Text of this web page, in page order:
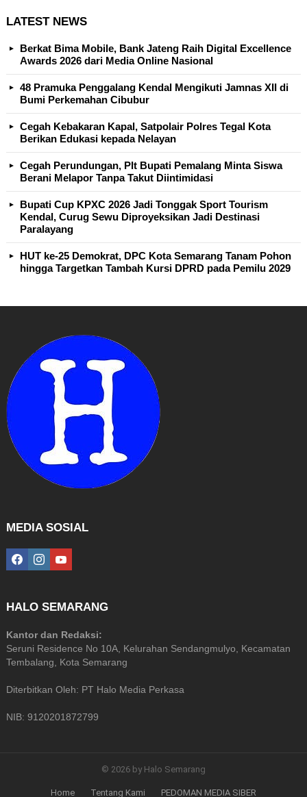
LATEST NEWS
Berkat Bima Mobile, Bank Jateng Raih Digital Excellence
Awards 2026 dari Media Online Nasional
48 Pramuka Penggalang Kendal Mengikuti Jamnas XII di
Bumi Perkemahan Cibubur
Cegah Kebakaran Kapal, Satpolair Polres Tegal Kota
Berikan Edukasi kepada Nelayan
Cegah Perundungan, Plt Bupati Pemalang Minta Siswa
Berani Melapor Tanpa Takut Diintimidasi
Bupati Cup KPXC 2026 Jadi Tonggak Sport Tourism
Kendal, Curug Sewu Diproyeksikan Jadi Destinasi
Paralayang
HUT ke-25 Demokrat, DPC Kota Semarang Tanam Pohon
hingga Targetkan Tambah Kursi DPRD pada Pemilu 2029
MEDIA SOSIAL
facebookinstagramyoutube
HALO SEMARANG
Kantor dan Redaksi:
Seruni Residence No 10A, Kelurahan Sendangmulyo, Kecamatan
Tembalang, Kota Semarang
Diterbitkan Oleh: PT Halo Media Perkasa
NIB: 9120201872799
© 2026 by Halo Semarang
Home Tentang Kami PEDOMAN MEDIA SIBER